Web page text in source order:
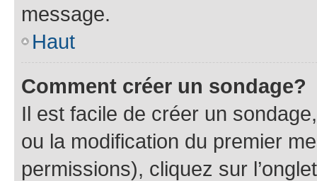
message.
Haut
Comment créer un sondage?
Il est facile de créer un
ou la modification du premier
permissions), cliquez sur